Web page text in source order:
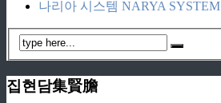
나리아 시스템 NARYA SYSTEM
집현담集賢膽